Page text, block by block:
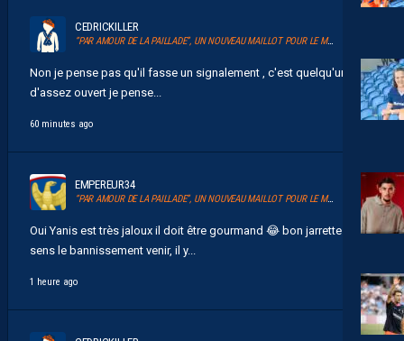
CEDRICKILLER
“PAR AMOUR DE LA PAILLADE”, UN NOUVEAU MAILLOT POUR LE MHSC
Non je pense pas qu'il fasse un signalement , c'est quelqu'un
d'assez ouvert je pense...
60 minutes ago
EMPEREUR34
“PAR AMOUR DE LA PAILLADE”, UN NOUVEAU MAILLOT POUR LE MHSC
Oui Yanis est très jaloux il doit être gourmand 😂 bon jarrette car je
sens le bannissement venir, il y...
1 heure ago